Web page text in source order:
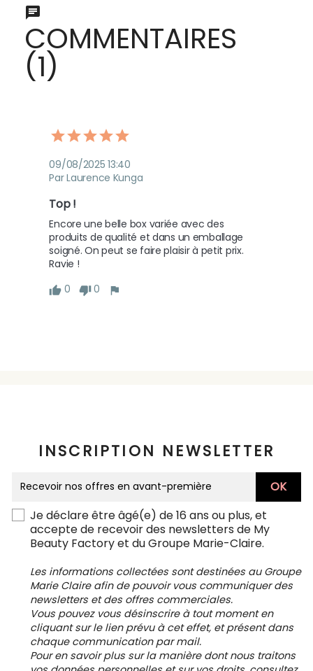
COMMENTAIRES
(1)
09/08/2025 13:40
Par Laurence Kunga
Top !
Encore une belle box variée avec des
produits de qualité et dans un emballage
soigné. On peut se faire plaisir à petit prix.
Ravie !
0
0
INSCRIPTION NEWSLETTER
Je déclare être âgé(e) de 16 ans ou plus, et
accepte de recevoir des newsletters de My
Beauty Factory et du Groupe Marie-Claire.
Les informations collectées sont destinées au Groupe
Marie Claire afin de pouvoir vous communiquer des
newsletters et des offres commerciales.
Vous pouvez vous désinscrire à tout moment en
cliquant sur le lien prévu à cet effet, et présent dans
chaque communication par mail.
Pour en savoir plus sur la manière dont nous traitons